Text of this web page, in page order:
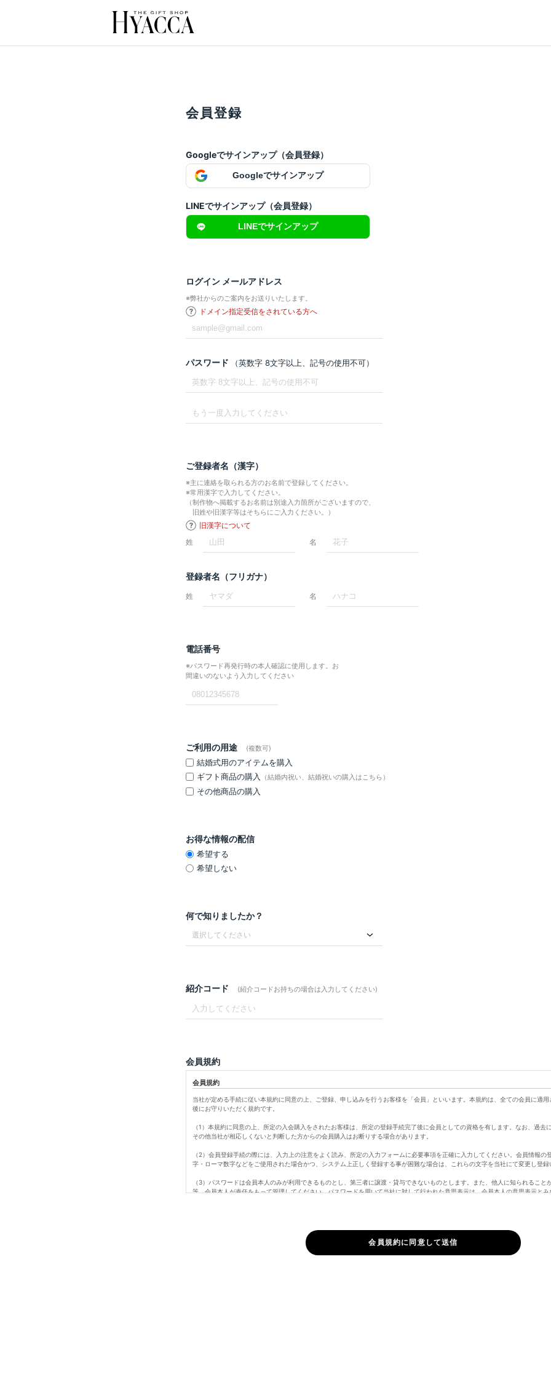
会員登録
Googleでサインアップ（会員登録）
Googleでサインアップ
LINEでサインアップ（会員登録）
LINEでサインアップ
ログイン メールアドレス
※弊社からのご案内をお送りいたします。
ドメイン指定受信をされている方へ
パスワード （英数字 8文字以上、記号の使用不可）
ご登録者名（漢字）
※主に連絡を取られる方のお名前で登録してください。
※常用漢字で入力してください。
（制作物へ掲載するお名前は別途入力箇所がございますので、
旧姓や旧漢字等はそちらにご入力ください。）
旧漢字について
姓
名
登録者名（フリガナ）
姓 名
電話番号
※パスワード再発行時の本人確認に使用します。お
間違いのないよう入力してください
ご利用の用途 (複数可)
結婚式用のアイテムを購入
ギフト商品の購入
（結婚内祝い、結婚祝いの購入はこちら）
その他商品の購入
お得な情報の配信
希望する
希望しない
何で知りましたか？
紹介コード (紹介コードお持ちの場合は入力してください)
会員規約
会員規約
当社が定める手続に従い本規約に同意の上、ご登録、申し込みを行うお客様を「会員」といいます。本規約は、全ての会員に適
後にお守りいただく規約です。
（1）本規約に同意の上、所定の入会購入をされたお客様は、所定の登録手続完了後に会員としての資格を有します。なお、過去
その他当社が相応しくないと判断した方からの会員購入はお断りする場合があります。
（2）会員登録手続の際には、入力上の注意をよく読み、所定の入力フォームに必要事項を正確に入力してください。会員情報の
字・ローマ数字などをご使用された場合かつ、システム上正しく登録する事が困難な場合は、これらの文字を当社にて変更し登録
（3）パスワードは会員本人のみが利用できるものとし、第三者に譲渡・貸与できないものとします。また、他人に知られること
等、会員本人が責任をもって管理してください。パスワードを用いて当社に対して行われた意思表示は、会員本人の意思表示と
（5）退会は所定期間のマイページのログインがない場合、自動的に行われます。